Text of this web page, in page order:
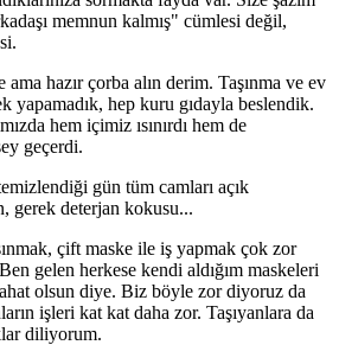
memnun kalmış" cümlesi değil,
ama hazır çorba alın derim. Taşınma ve ev
yapamadık, hep kuru gıdayla beslendik.
hem içimiz ısınırdı hem de
geçerdi.
gün tüm camları açık
gerek deterjan kokusu...
çift maske ile iş yapmak çok zor
gelen herkese kendi aldığım maskeleri
olsun diye. Biz böyle zor diyoruz da
işleri kat kat daha zor. Taşıyanlara da
diliyorum.